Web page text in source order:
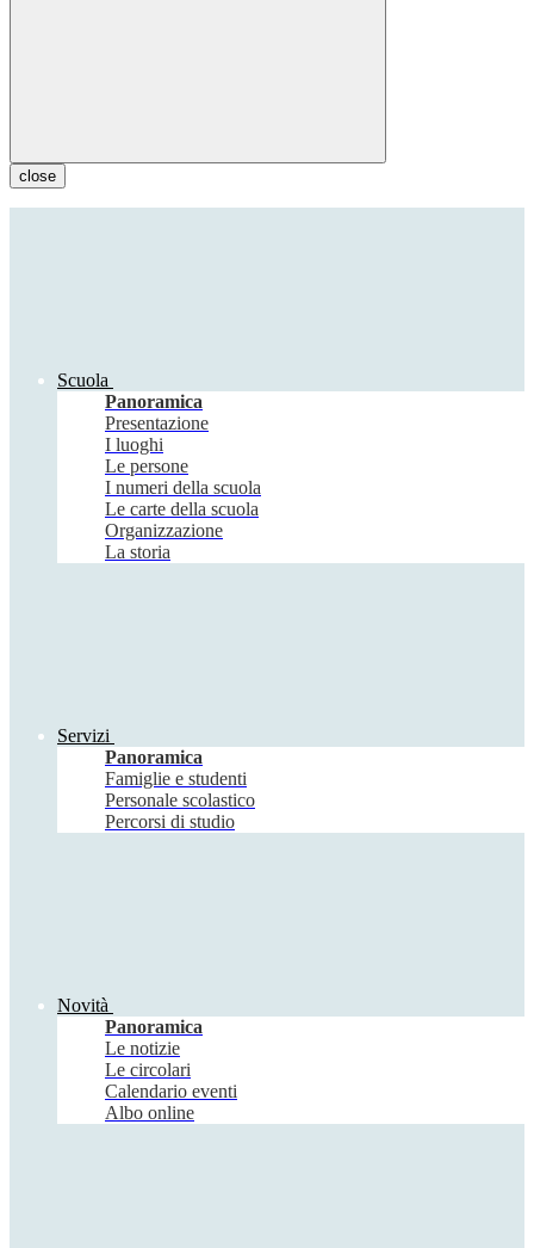
close
Scuola
Panoramica
Presentazione
I luoghi
Le persone
I numeri della scuola
Le carte della scuola
Organizzazione
La storia
Servizi
Panoramica
Famiglie e studenti
Personale scolastico
Percorsi di studio
Novità
Panoramica
Le notizie
Le circolari
Calendario eventi
Albo online